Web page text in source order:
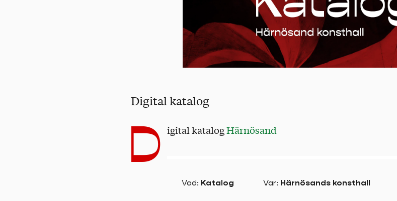
Digital katalog
D igital katalogHärnösand
Vad: Katalog Var: Härnösands konsthall